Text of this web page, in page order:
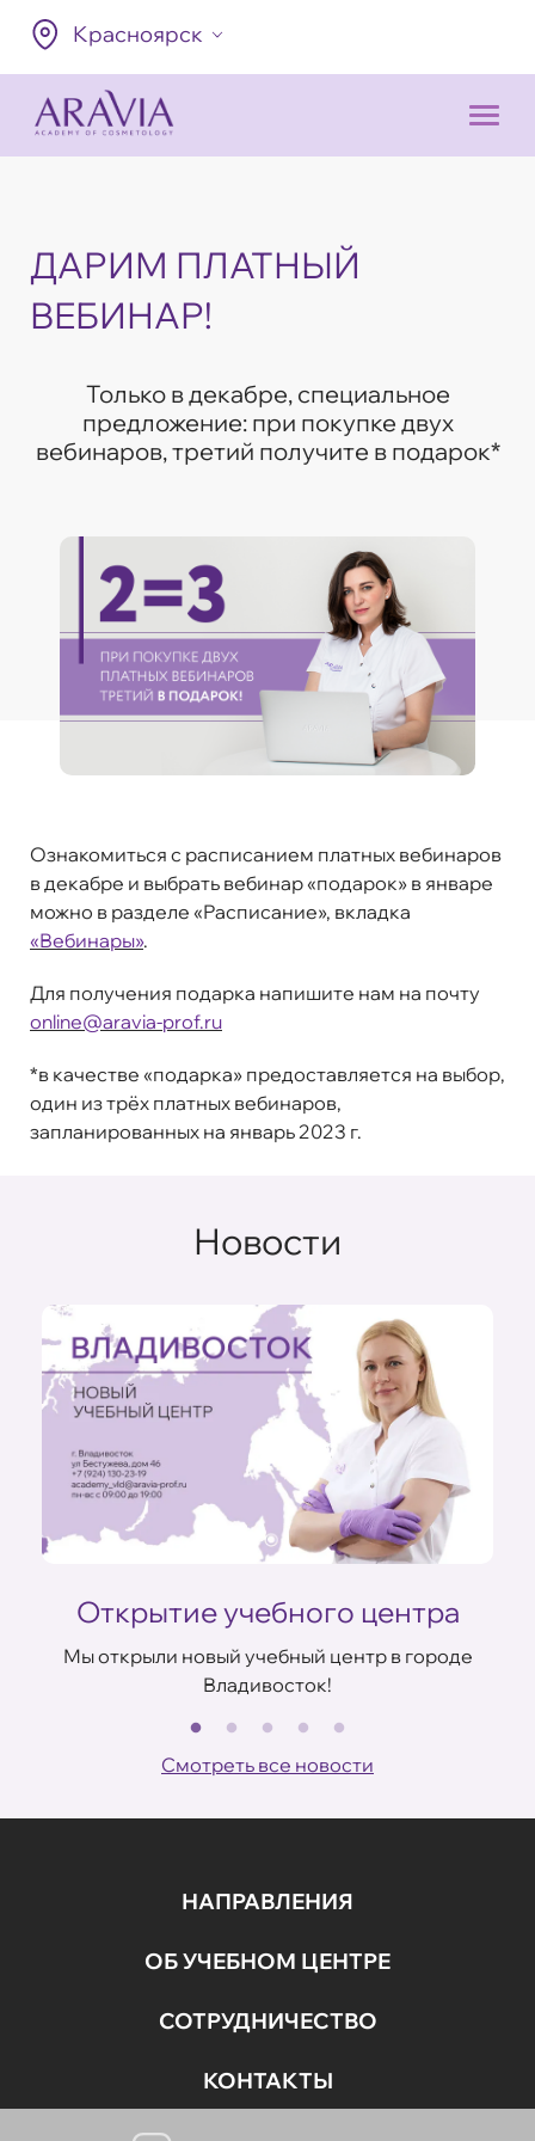
Красноярск
ДАРИМ ПЛАТНЫЙ
ВЕБИНАР!
Только в декабре, специальное
предложение: при покупке двух
вебинаров, третий получите в подарок*
Ознакомиться с расписанием платных вебинаров
в декабре и выбрать вебинар «подарок» в январе
можно в разделе «Расписание», вкладка
«Вебинары».
Для получения подарка напишите нам на почту
online@aravia-prof.ru
*в качестве «подарка» предоставляется на выбор,
один из трёх платных вебинаров,
запланированных на январь 2023 г.
Новости
Открытие учебного центра
Мы открыли новый учебный центр в городе
Владивосток!
Смотреть все новости
НАПРАВЛЕНИЯ
ОБ УЧЕБНОМ ЦЕНТРЕ
СОТРУДНИЧЕСТВО
КОНТАКТЫ